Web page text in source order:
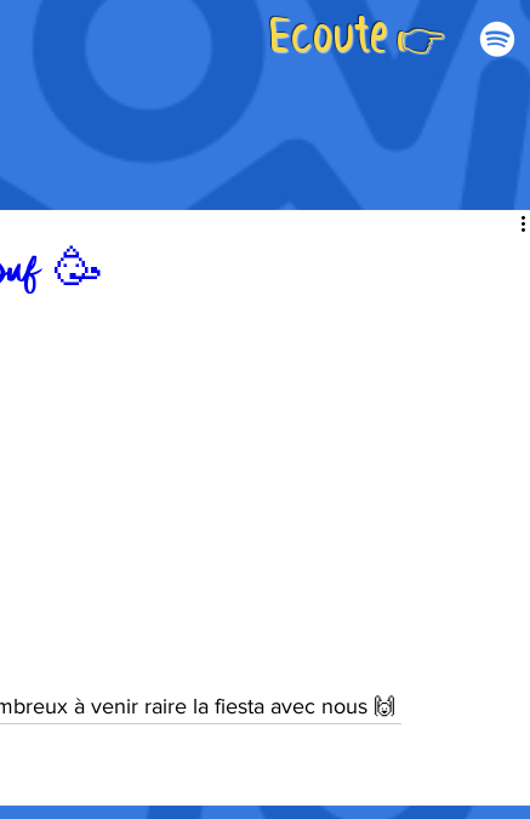
Ecoute 👉
🥳
à venir raire la fiesta avec nous 🙌